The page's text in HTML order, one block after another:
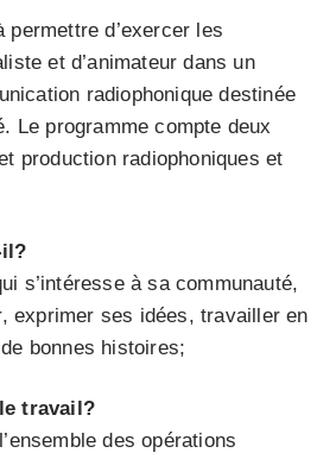
permettre d’exercer les
et d’animateur dans un
radiophonique destinée
Le programme compte deux
production radiophoniques et
il?
s’intéresse à sa communauté,
exprimer ses idées, travailler en
bonnes histoires;
travail?
des opérations